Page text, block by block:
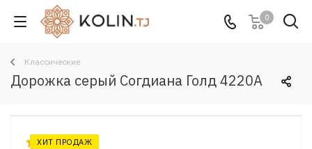
0
Классические
Дорожка серый Согдиана Голд 4220A
ХИТ ПРОДАЖ